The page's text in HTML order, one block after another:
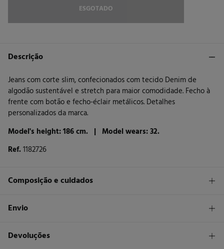
ESGOTADO
Descrição
Jeans com corte slim, confecionados com tecido Denim de
algodão sustentável e stretch para maior comodidade. Fecho à
frente com botão e fecho-éclair metálicos. Detalhes
personalizados da marca.
Model's height: 186 cm. | Model wears: 32.
Ref.1182726
Composição e cuidados
Composição
Cuidados
Envio
STANDARD
Devoluções